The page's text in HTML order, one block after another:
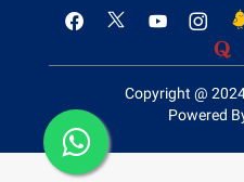
Copyright @
Powered